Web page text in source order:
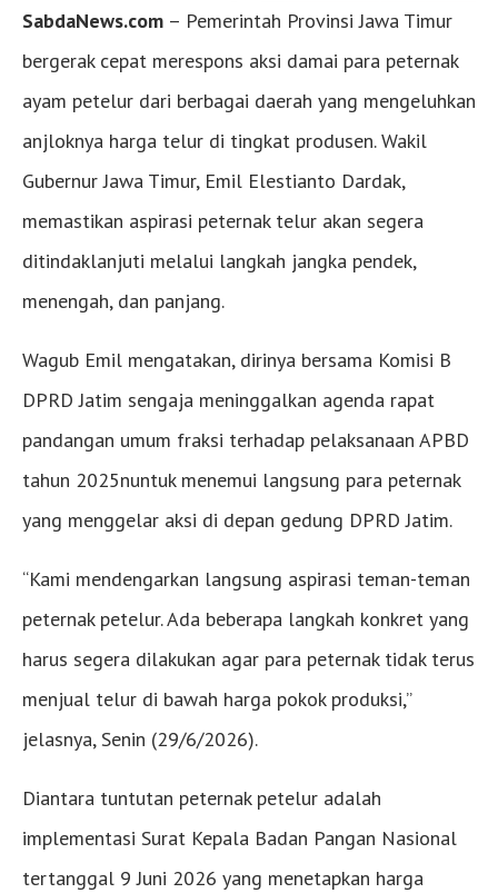
SabdaNews.com – Pemerintah Provinsi Jawa Timur
bergerak cepat merespons aksi damai para peternak
ayam petelur dari berbagai daerah yang mengeluhkan
anjloknya harga telur di tingkat produsen. Wakil
Gubernur Jawa Timur, Emil Elestianto Dardak,
memastikan aspirasi peternak telur akan segera
ditindaklanjuti melalui langkah jangka pendek,
menengah, dan panjang.
Wagub Emil mengatakan, dirinya bersama Komisi B
DPRD Jatim sengaja meninggalkan agenda rapat
pandangan umum fraksi terhadap pelaksanaan APBD
tahun 2025nuntuk menemui langsung para peternak
yang menggelar aksi di depan gedung DPRD Jatim.
“Kami mendengarkan langsung aspirasi teman-teman
peternak petelur. Ada beberapa langkah konkret yang
harus segera dilakukan agar para peternak tidak terus
menjual telur di bawah harga pokok produksi,”
jelasnya, Senin (29/6/2026).
Diantara tuntutan peternak petelur adalah
implementasi Surat Kepala Badan Pangan Nasional
tertanggal 9 Juni 2026 yang menetapkan harga